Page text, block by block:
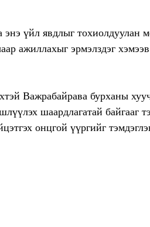
үйл явдлыг тохиолдуулан
ажиллахыг эрмэлздэг
Важрабайрава бурханы
шаардлагатай байгааг
онцгой үүргийг